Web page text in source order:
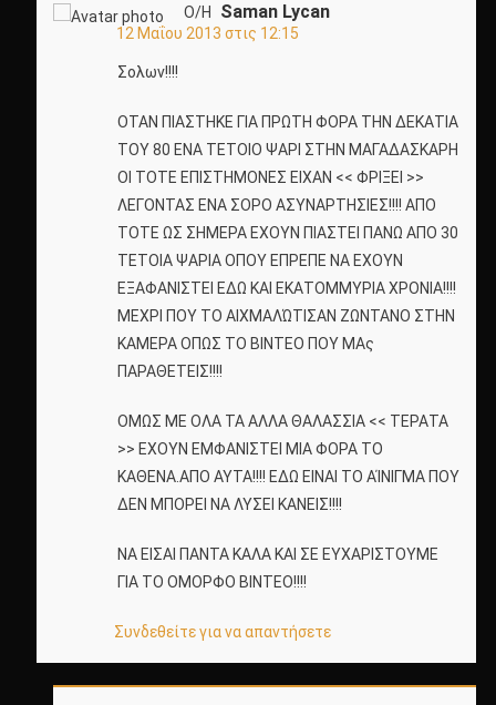
Ο/Η Saman Lycan
12 Μαΐου 2013 στις 12:15
Σολων!!!!
ΟΤΑΝ ΠΙΑΣΤΗΚΕ ΓΙΑ ΠΡΩΤΗ ΦΟΡΑ ΤΗΝ ΔΕΚΑΤΙΑ
ΤΟΥ 80 ΕΝΑ ΤΕΤΟΙΟ ΨΑΡΙ ΣΤΗΝ ΜΑΓΑΔΑΣΚΑΡΗ
ΟΙ ΤΟΤΕ ΕΠΙΣΤΗΜΟΝΕΣ ΕΙΧΑΝ << ΦΡΙΞΕΙ >>
ΛΕΓΟΝΤΑΣ ΕΝΑ ΣΟΡΟ ΑΣΥΝΑΡΤΗΣΙΕΣ!!!! ΑΠΟ
ΤΟΤΕ ΩΣ ΣΗΜΕΡΑ ΕΧΟΥΝ ΠΙΑΣΤΕΙ ΠΑΝΩ ΑΠΟ 30
ΤΕΤΟΙΑ ΨΑΡΙΑ ΟΠΟΥ ΕΠΡΕΠΕ ΝΑ ΕΧΟΥΝ
ΕΞΑΦΑΝΙΣΤΕΙ ΕΔΩ ΚΑΙ ΕΚΑΤΟΜΜΥΡΙΑ ΧΡΟΝΙΑ!!!!
ΜΕΧΡΙ ΠΟΥ ΤΟ ΑΙΧΜΑΛΏΤΙΣΑΝ ΖΩΝΤΑΝΟ ΣΤΗΝ
ΚΑΜΕΡΑ ΟΠΩΣ ΤΟ ΒΙΝΤΕΟ ΠΟΥ ΜΑς
ΠΑΡΑΘΕΤΕΙΣ!!!!
ΟΜΩΣ ΜΕ ΟΛΑ ΤΑ ΑΛΛΑ ΘΑΛΑΣΣΙΑ << ΤΕΡΑΤΑ
>> ΕΧΟΥΝ ΕΜΦΑΝΙΣΤΕΙ ΜΙΑ ΦΟΡΑ ΤΟ
ΚΑΘΕΝΑ.ΑΠΟ ΑΥΤΑ!!!! ΕΔΩ ΕΙΝΑΙ ΤΟ ΑΊΝΙΓΜΑ ΠΟΥ
ΔΕΝ ΜΠΟΡΕΙ ΝΑ ΛΥΣΕΙ ΚΑΝΕΙΣ!!!!
ΝΑ ΕΙΣΑΙ ΠΑΝΤΑ ΚΑΛΑ ΚΑΙ ΣΕ ΕΥΧΑΡΙΣΤΟΥΜΕ
ΓΙΑ ΤΟ ΟΜΟΡΦΟ ΒΙΝΤΕΟ!!!!
Συνδεθείτε για να απαντήσετε